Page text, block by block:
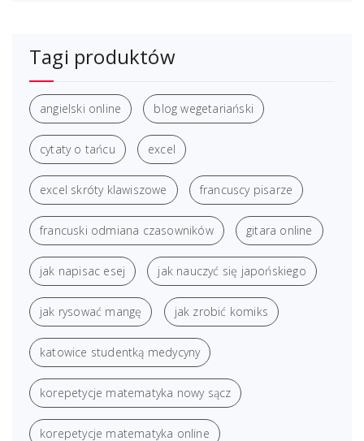
Tagi produktów
angielski online blog wegetariański
cytaty o tańcu excel
excel skróty klawiszowe francuscy pisarze
francuski odmiana czasowników gitara online
jak napisac esej jak nauczyć się japońskiego
jak rysować mangę jak zrobić komiks
katowice studentką medycyny
korepetycje matematyka nowy sącz
korepetycje matematyka online